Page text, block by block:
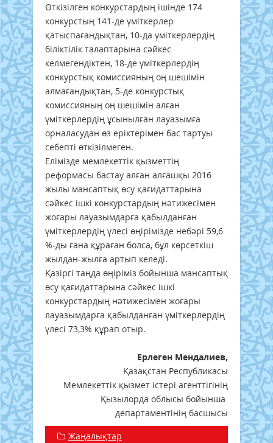
Өткізілген конкурстардың ішінде 174
конкурстың 141-де үміткерлер
қатыспағандықтан, 10-да үміткерлердің
біліктілік талаптарына сәйкес
келмегендіктен, 18-де үміткерлердің
конкурстық комиссияның оң шешімін
алмағандықтан, 5-де конкурстық
комиссияның оң шешімін алған
үміткерлердің ұсынылған лауазымға
орналасудан өз еріктерімен бас тартуы
себепті өткізілмеген.
Елімізде мемлекеттік қызметтің
реформасы бастау алған алғашқы 2016
жылы мансаптық өсу қағидаттарына
сәйкес ішкі конкурстардың нәтижесімен
жоғары лауазымдарға қабылданған
үміткерлердің үлесі өңірімізде небәрі 59,6
%-ды ғана құраған болса, бұл көрсеткіш
жылдан-жылға артып келеді.
Қазіргі таңда өңіріміз бойынша мансаптық
өсу қағидаттарына сәйкес ішкі
конкурстардың нәтижесімен жоғары
лауазымдарға қабылданған үміткерлердің
үлесі 73,3% құрап отыр.
Ерлеген Мендалиев,
Қазақстан Республикасы
Мемлекеттік қызмет істері агенттігінің
Қызылорда облысы бойынша
департаментінің басшысы
Жаңалықтар